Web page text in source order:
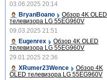
03.06.2025 20:14
BryanBoano
Обзор 4K OLED
телевизора LG 55EG960V
09.03.2025 21:51
Eugenrex
Обзор 4K OLED
телевизора LG 55EG960V
29.01.2025 22:36
XRumer23Wence
Обзор 4K
OLED телевизора LG 55EG960V